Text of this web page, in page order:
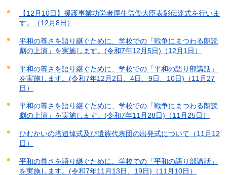
【12月10日】援護事業功労者厚生労働大臣表彰伝達式を行いま
す。（12月8日）
平和の尊さを語り継ぐために、学校での「戦争にまつわる朗読
劇の上演」を実施します。(令和7年12月5日)（12月1日）
平和の尊さを語り継ぐために、学校での「平和の語り部講話」
を実施します。(令和7年12月2日、4日、9日、10日)（11月27
日）
平和の尊さを語り継ぐために、学校での「戦争にまつわる朗読
劇の上演」を実施します。(令和7年11月28日)（11月25日）
ひむかいの塔追悼式及び遺族代表団の出発式について（11月12
日）
平和の尊さを語り継ぐために、学校での「平和の語り部講話」
を実施します。(令和7年11月13日、19日)（11月10日）